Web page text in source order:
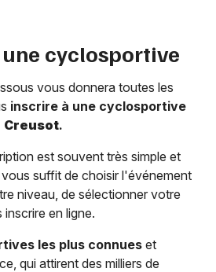
une cyclosportive
vous donnera toutes les
inscrire à une cyclosportive
Creusot.
est souvent très simple et
suffit de choisir l'événement
niveau, de sélectionner votre
en ligne.
les plus connues et
qui attirent des milliers de